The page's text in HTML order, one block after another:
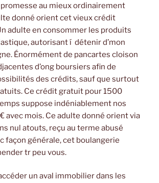
au mieux ordinairement
donné orient cet vieux crédit
adulte en consommer les produits
autorisant í détenir d’mon
Énormément de pancartes cloison
d’ong boursiers afin de
des crédits, sauf que surtout
Ce crédit gratuit pour 1500
suppose indéniablement nos
avec mois. Ce adulte donné orient via
nul atouts, reçu au terme abusé
façon générale, cet boulangerie
tr peu vous.
un aval immobilier dans les